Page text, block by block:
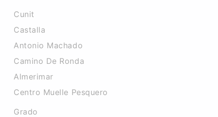
Cunit
Castalla
Antonio Machado
Camino De Ronda
Almerimar
Centro Muelle Pesquero
Grado